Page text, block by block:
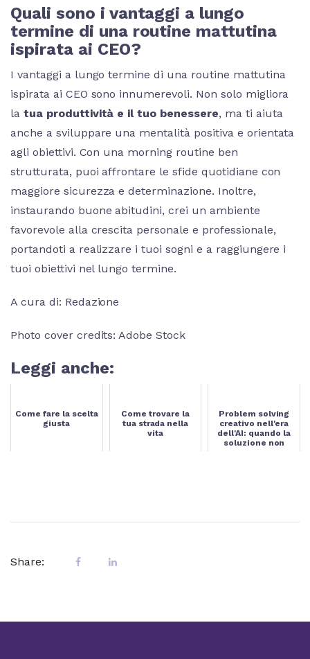
Quali sono i vantaggi a lungo
termine di una routine mattutina
ispirata ai CEO?
I vantaggi a lungo termine di una routine mattutina
ispirata ai CEO sono innumerevoli. Non solo migliora
la tua produttività e il tuo benessere, ma ti aiuta
anche a sviluppare una mentalità positiva e orientata
agli obiettivi. Con una morning routine ben
strutturata, puoi affrontare le sfide quotidiane con
maggiore sicurezza e determinazione. Inoltre,
instaurando buone abitudini, crei un ambiente
favorevole alla crescita personale e professionale,
portandoti a realizzare i tuoi sogni e a raggiungere i
tuoi obiettivi nel lungo termine.
A cura di: Redazione
Photo cover credits: Adobe Stock
Leggi anche:
Come fare la scelta
giusta
Come trovare la
tua strada nella
vita
Problem solving
creativo nell'era
dell'AI: quando la
soluzione non
Share: